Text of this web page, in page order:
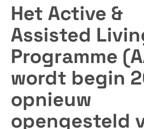
Het Active &
Assisted
Programme
wordt begin
opnieuw
opengesteld